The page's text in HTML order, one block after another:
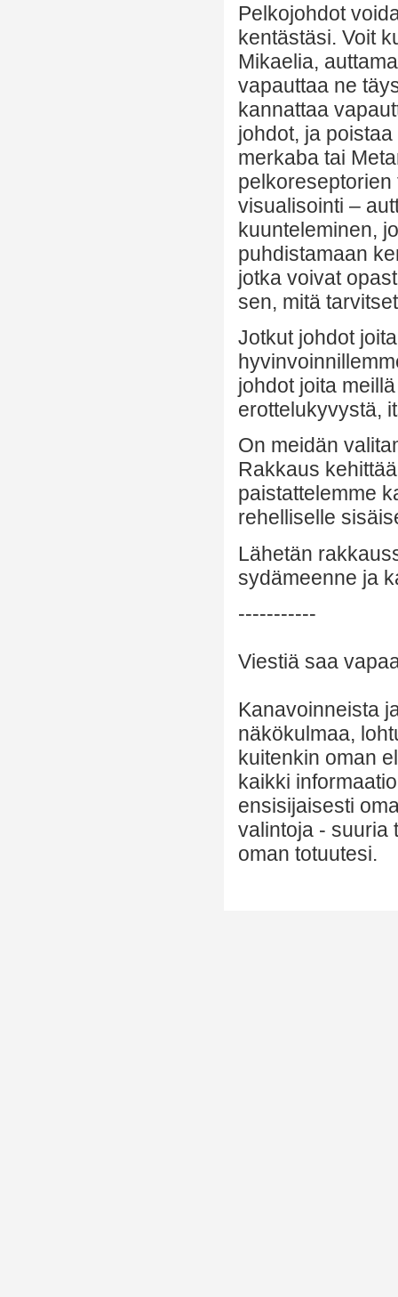
Pelkojohdot
kentästäsi. Voit
Mikaelia,
vapauttaa ne
kannattaa
johdot, ja
merkaba tai
visualisointi –
kuunteleminen,
puhdistamaan
jotka voivat
sen, mitä
Jotkut johdot
johdot joita
erottelukyvystä,
On meidän
Rakkaus
paistattelemme
rehelliselle
Lähetän
sydämeenne ja
-----------
Viestiä saa
Kanavoinneista
näkökulmaa,
kuitenkin oman
kaikki
ensisijaisesti
valintoja - suuria
oman totuutesi.